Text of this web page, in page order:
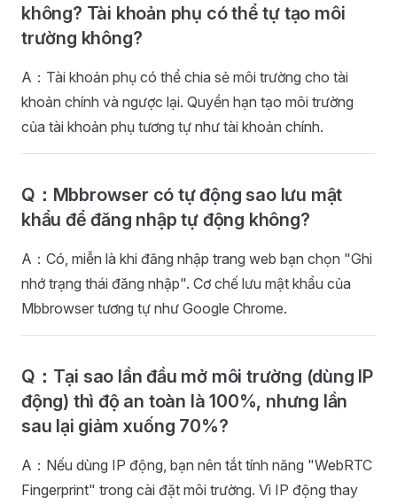
không? Tài khoản phụ có thể tự tạo môi
trường không?
A：Tài khoản phụ có thể chia sẻ môi trường cho tài
khoản chính và ngược lại. Quyền hạn tạo môi trường
của tài khoản phụ tương tự như tài khoản chính.
Q：Mbbrowser có tự động sao lưu mật
khẩu để đăng nhập tự động không?
A：Có, miễn là khi đăng nhập trang web bạn chọn "Ghi
nhớ trạng thái đăng nhập". Cơ chế lưu mật khẩu của
Mbbrowser tương tự như Google Chrome.
Q：Tại sao lần đầu mở môi trường (dùng IP
động) thì độ an toàn là 100%, nhưng lần
sau lại giảm xuống 70%?
A：Nếu dùng IP động, bạn nên tắt tính năng "WebRTC
Fingerprint" trong cài đặt môi trường. Vì IP động thay